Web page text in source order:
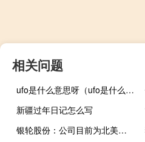
相关问题
ufo是什么意思呀（ufo是什么意思）
新疆过年日记怎么写
银轮股份：公司目前为北美客户配套V4超充模块已经开始交付